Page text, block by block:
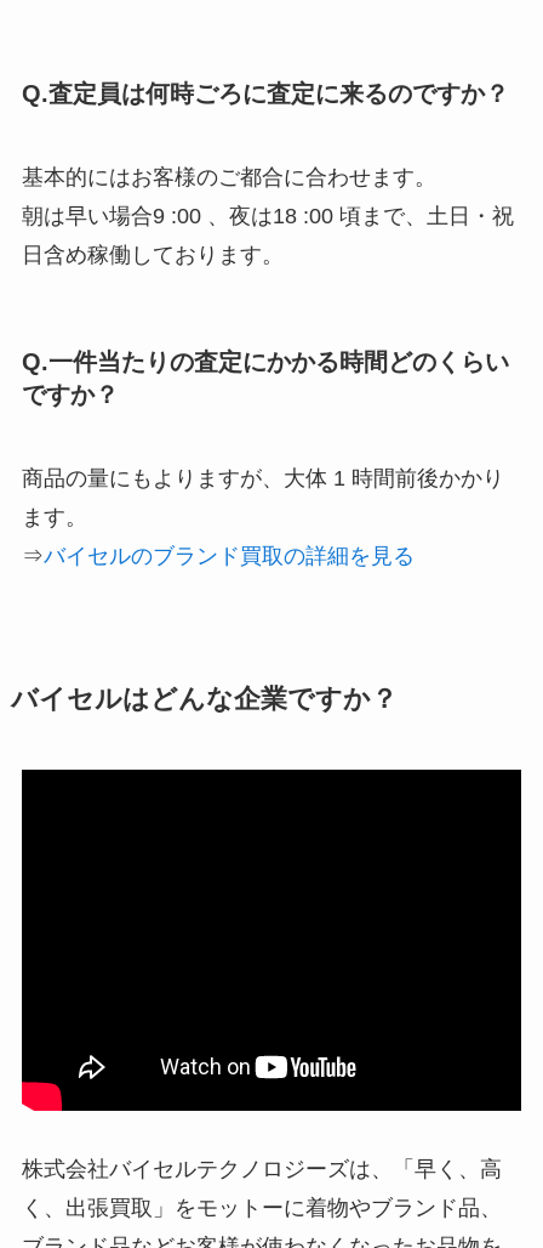
Q.査定員は何時ごろに査定に来るのですか？
基本的にはお客様のご都合に合わせます。
朝は早い場合9 :00 、夜は18 :00 頃まで、土日・祝
日含め稼働しております。
Q.一件当たりの査定にかかる時間どのくらい
ですか？
商品の量にもよりますが、大体 1 時間前後かかり
ます。
⇒バイセルのブランド買取の詳細を見る
バイセルはどんな企業ですか？
株式会社バイセルテクノロジーズは、「早く、高
く、出張買取」をモットーに着物やブランド品、